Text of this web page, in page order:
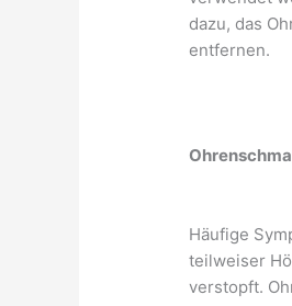
dazu, das
entfernen.
Häufige
teilweiser
verstopft.